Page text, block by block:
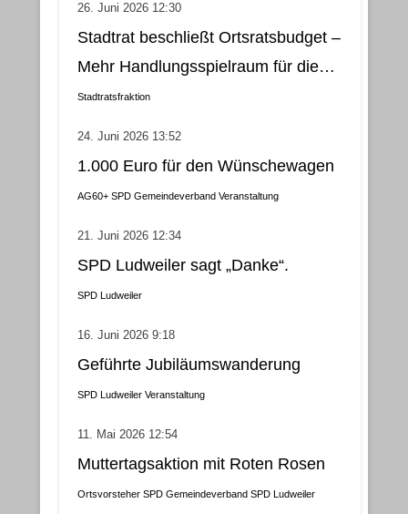
26. Juni 2026 12:30
Stadtrat beschließt Ortsratsbudget –
Mehr Handlungsspielraum für die
Gemeindebezirke
Stadtratsfraktion
24. Juni 2026 13:52
1.000 Euro für den Wünschewagen
AG60+ SPD Gemeindeverband Veranstaltung
21. Juni 2026 12:34
SPD Ludweiler sagt „Danke“.
SPD Ludweiler
16. Juni 2026 9:18
Geführte Jubiläumswanderung
SPD Ludweiler Veranstaltung
11. Mai 2026 12:54
Muttertagsaktion mit Roten Rosen
Ortsvorsteher SPD Gemeindeverband SPD Ludweiler